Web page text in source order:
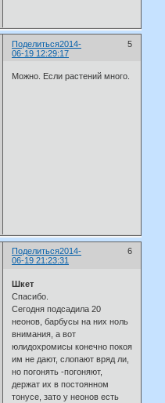
Поделиться 5
2014-
06-19 12:29:17
Можно. Если растений много.
Поделиться 6
2014-
06-19 21:23:31
Шкет
Спасибо.
Сегодня подсадила 20
неонов, барбусы на них ноль
внимания, а вот
юлидохромисы конечно покоя
им не дают, слопают вряд ли,
но погонять -погоняют,
держат их в постоянном
тонусе, зато у неонов есть